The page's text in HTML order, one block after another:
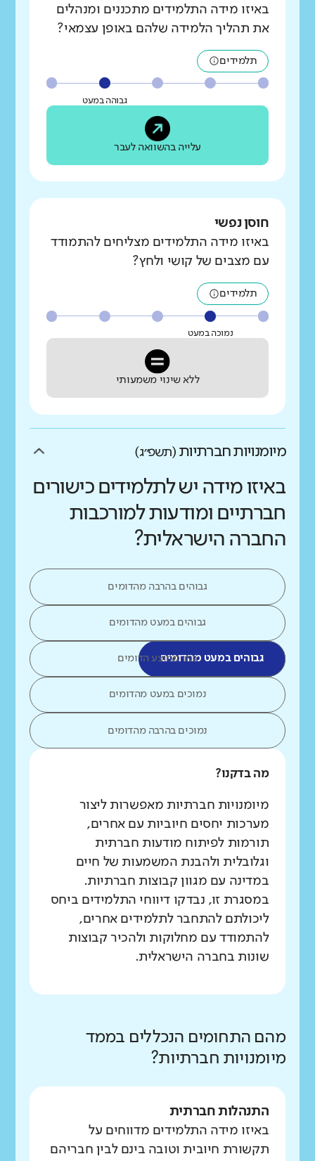
באיזו מידה התלמידים מתכננים ומנהלים
את תהליך הלמידה שלהם באופן עצמאי?
תלמידים
גבוהה במעט
עלייה בהשוואה לעבר
חוסן נפשי
באיזו מידה התלמידים מצליחים להתמודד
עם מצבים של קושי ולחץ?
תלמידים
נמוכה במעט
ללא שינוי משמעותי
מיומנויות חברתיות (תשפ״ג)
באיזו מידה יש לתלמידים כישורים
חברתיים ומודעות למורכבות
החברה הישראלית?
גבוהים בהרבה מהדומים
גבוהים במעט מהדומים
גבוהים במעט מהדומיםכמו ממוצע הדומים
נמוכים במעט מהדומים
נמוכים בהרבה מהדומים
מה בדקנו?
מיומנויות חברתיות מאפשרות ליצור
מערכות יחסים חיוביות עם אחרים,
תורמות לפיתוח מודעות חברתית
וגלובלית ולהבנת המשמעות של חיים
במדינה עם מגוון קבוצות חברתיות.
במסגרת זו, נבדקו דיווחי התלמידים ביחס
ליכולתם להתחבר לתלמידים אחרים,
להתמודד עם מחלוקות ולהכיר קבוצות
שונות בחברה הישראלית.
מהם התחומים הנכללים בממד
מיומנויות חברתיות?
התנהלות חברתית
באיזו מידה התלמידים מדווחים על
תקשורת חיובית וטובה בינם לבין חבריהם